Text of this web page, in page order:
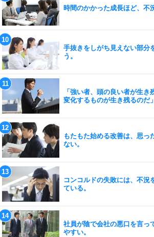
時間のかかった成長ほど、不
手抜きをしがち見えない部分
う。
「強い者、頭の良い者が生き
変化するものが生き残るのだ」
もたもた始める改善は、思っ
ない。
コンコルドの失敗には、不況
ている。
社員が陰で会社の悪口を言っ
やすい。